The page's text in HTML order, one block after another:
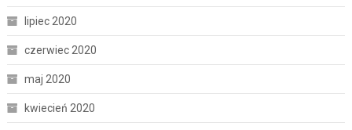
lipiec 2020
czerwiec 2020
maj 2020
kwiecień 2020